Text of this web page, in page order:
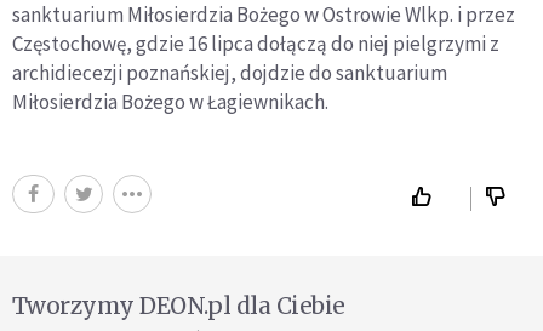
sanktuarium Miłosierdzia Bożego w Ostrowie Wlkp. i przez
Częstochowę, gdzie 16 lipca dołączą do niej pielgrzymi z
archidiecezji poznańskiej, dojdzie do sanktuarium
Miłosierdzia Bożego w Łagiewnikach.
Tworzymy DEON.pl dla Ciebie